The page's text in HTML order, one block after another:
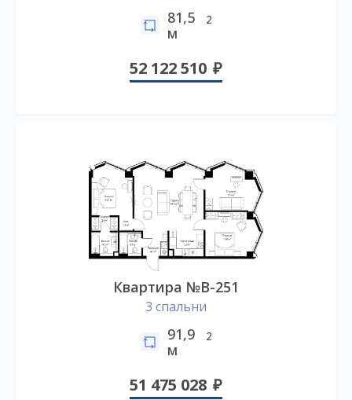
81,5
м
2
52 122 510
Квартира №B-251
3 спальни
91,9
м
2
51 475 028